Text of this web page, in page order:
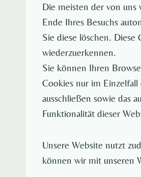
Die meisten der von uns
Ende Ihres Besuchs
Sie diese löschen. Diese
wiederzuerkennen.
Sie können Ihren
Cookies nur im
ausschließen sowie das
Funktionalität dieser
Unsere Website nutzt
können wir mit unseren